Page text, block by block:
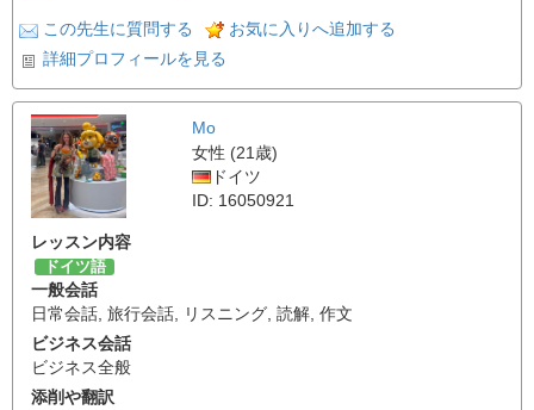
この先生に質問する
お気に入りへ追加する
詳細プロフィールを見る
Mo
女性 (21歳)
ドイツ
ID: 16050921
レッスン内容
ドイツ語
一般会話
日常会話, 旅行会話, リスニング, 読解, 作文
ビジネス会話
ビジネス全般
添削や翻訳